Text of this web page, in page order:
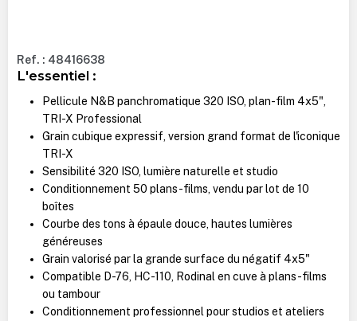
Ref. : 48416638
L'essentiel :
Pellicule N&B panchromatique 320 ISO, plan-film 4x5",
TRI-X Professional
Grain cubique expressif, version grand format de l'iconique
TRI-X
Sensibilité 320 ISO, lumière naturelle et studio
Conditionnement 50 plans-films, vendu par lot de 10
boîtes
Courbe des tons à épaule douce, hautes lumières
généreuses
Grain valorisé par la grande surface du négatif 4x5"
Compatible D-76, HC-110, Rodinal en cuve à plans-films
ou tambour
Conditionnement professionnel pour studios et ateliers